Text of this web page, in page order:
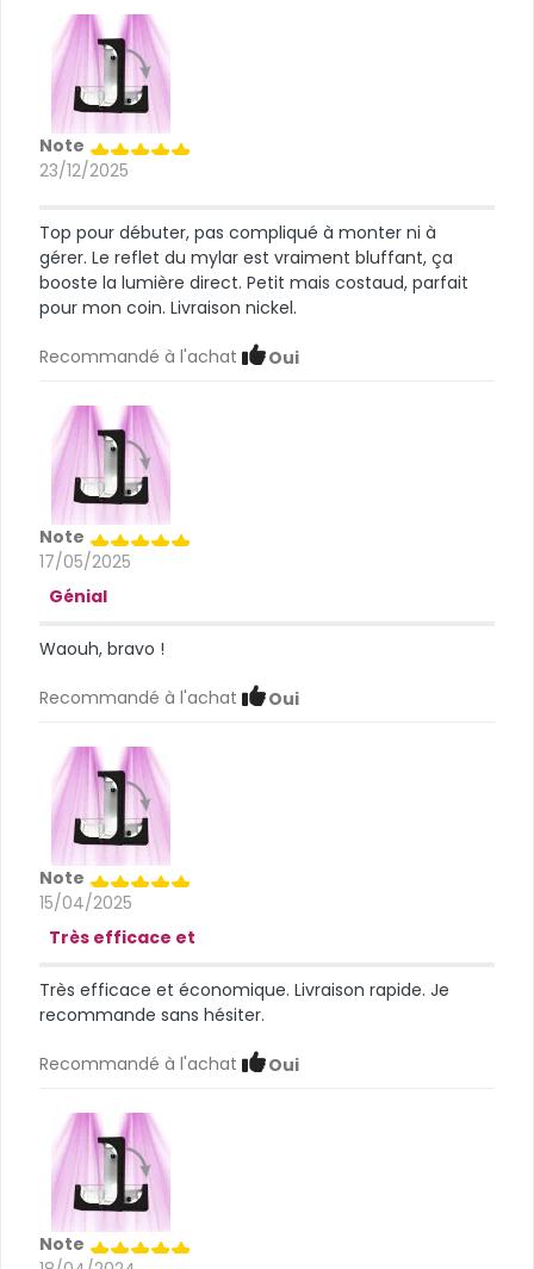
Note
23/12/2025
Top pour débuter, pas compliqué à monter ni à
gérer. Le reflet du mylar est vraiment bluffant, ça
booste la lumière direct. Petit mais costaud, parfait
pour mon coin. Livraison nickel.
Recommandé à l'achat Oui
Note
17/05/2025
Génial
Waouh, bravo !
Recommandé à l'achat Oui
Note
15/04/2025
Très efficace et
Très efficace et économique. Livraison rapide. Je
recommande sans hésiter.
Recommandé à l'achat Oui
Note